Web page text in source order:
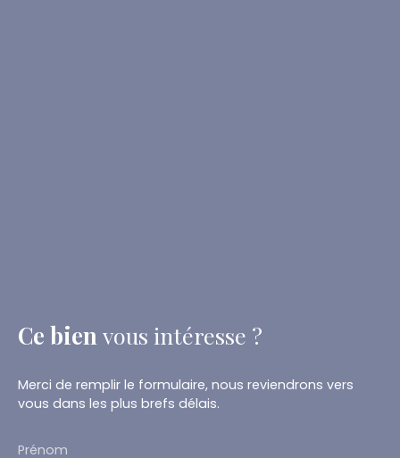
Ce bien vous intéresse ?
Merci de remplir le formulaire, nous reviendrons vers
vous dans les plus brefs délais.
Prénom